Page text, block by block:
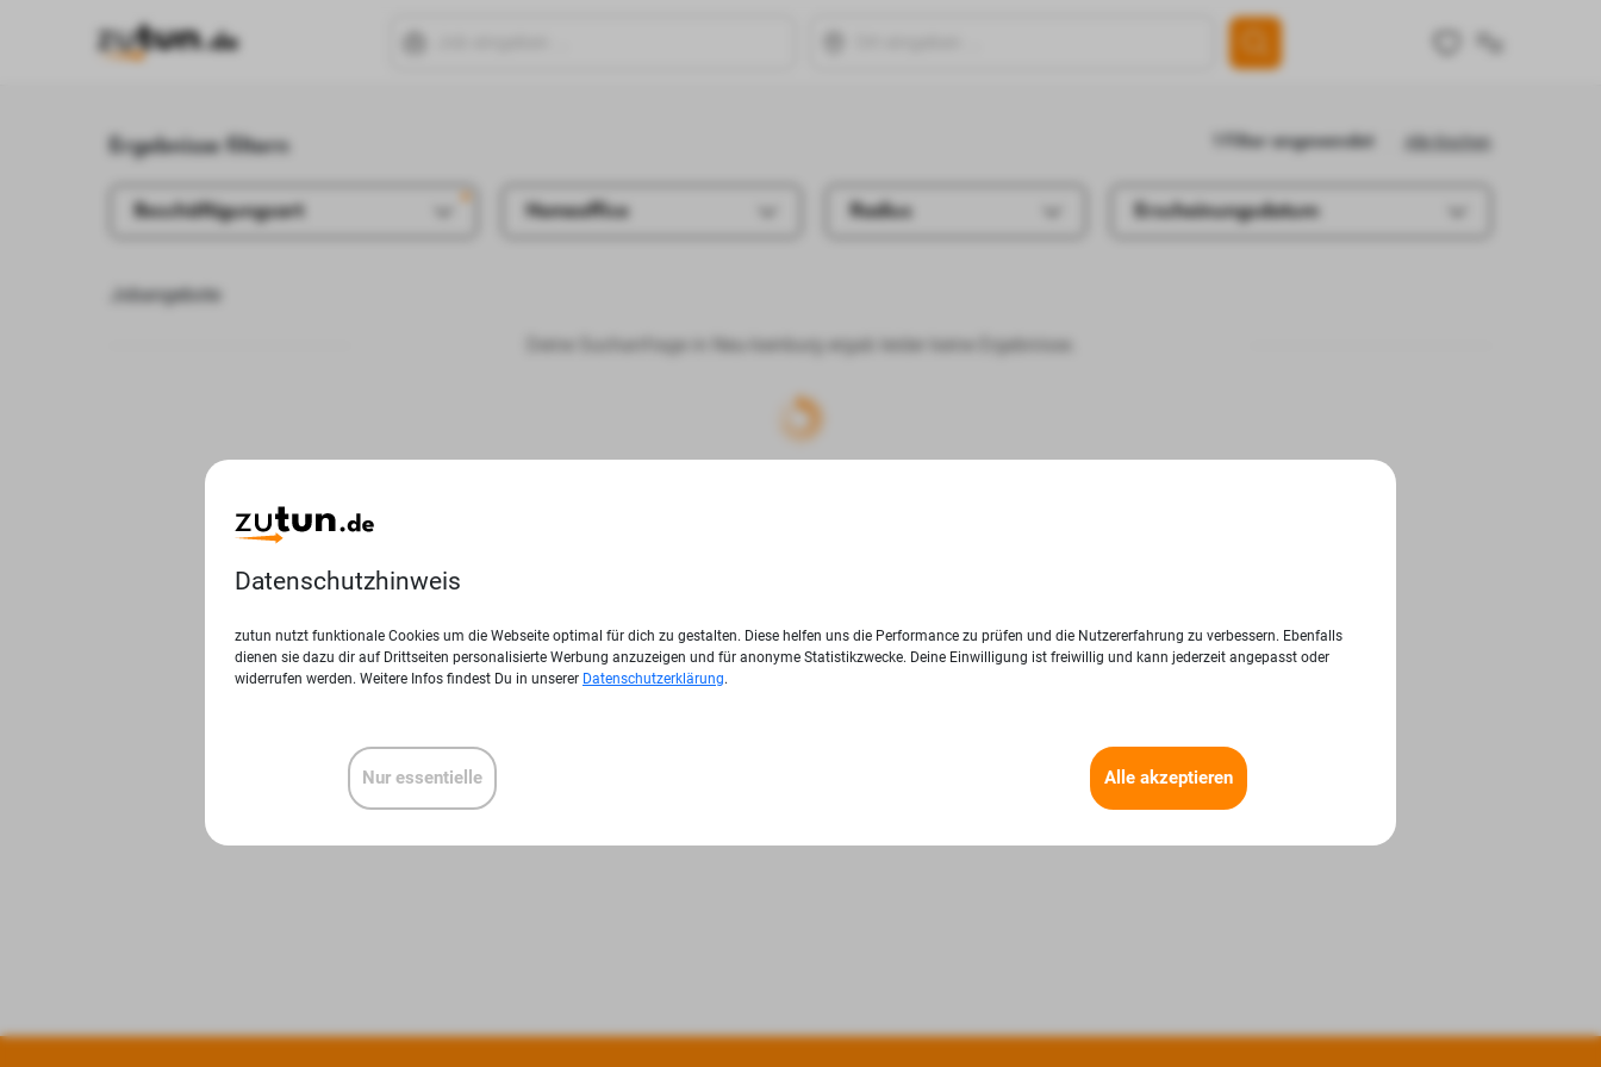
Ergebnisse filtern Alle löschen
1 Filter angewendet
Beschäftigungsart Homeoffice Radius Erscheinungsdatum
Jobangebote
Deine Suchanfrage in Neu-Isenburg ergab leider keine Ergebnisse.
Datenschutzhinweis
zutun nutzt funktionale Cookies um die Webseite optimal für dich zu gestalten. Diese helfen uns die Performance zu prüfen und die Nutzererfahrung zu verbessern. Ebenfalls
dienen sie dazu dir auf Drittseiten personalisierte Werbung anzuzeigen und für anonyme Statistikzwecke. Deine Einwilligung ist freiwillig und kann jederzeit angepasst oder
widerrufen werden. Weitere Infos findest Du in unserer Datenschutzerklärung.
Alle akzeptieren
Nur essentielle